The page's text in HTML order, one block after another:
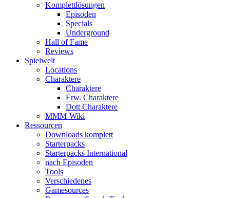
Komplettlösungen
Episoden
Specials
Underground
Hall of Fame
Reviews
Spielwelt
Locations
Charaktere
Charaktere
Erw. Charaktere
Dott Charaktere
MMM-Wiki
Ressourcen
Downloads komplett
Starterpacks
Starterpacks International
nach Episoden
Tools
Verschiedenes
Gamesources